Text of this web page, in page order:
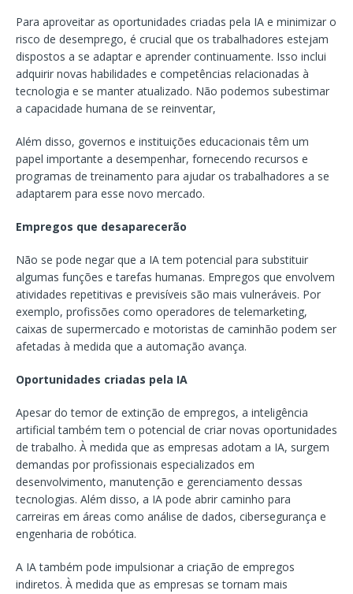
Para aproveitar as oportunidades criadas pela IA e minimizar o
risco de desemprego, é crucial que os trabalhadores estejam
dispostos a se adaptar e aprender continuamente. Isso inclui
adquirir novas habilidades e competências relacionadas à
tecnologia e se manter atualizado. Não podemos subestimar
a capacidade humana de se reinventar,
Além disso, governos e instituições educacionais têm um
papel importante a desempenhar, fornecendo recursos e
programas de treinamento para ajudar os trabalhadores a se
adaptarem para esse novo mercado.
Empregos que desaparecerão
Não se pode negar que a IA tem potencial para substituir
algumas funções e tarefas humanas. Empregos que envolvem
atividades repetitivas e previsíveis são mais vulneráveis. Por
exemplo, profissões como operadores de telemarketing,
caixas de supermercado e motoristas de caminhão podem ser
afetadas à medida que a automação avança.
Oportunidades criadas pela IA
Apesar do temor de extinção de empregos, a inteligência
artificial também tem o potencial de criar novas oportunidades
de trabalho. À medida que as empresas adotam a IA, surgem
demandas por profissionais especializados em
desenvolvimento, manutenção e gerenciamento dessas
tecnologias. Além disso, a IA pode abrir caminho para
carreiras em áreas como análise de dados, cibersegurança e
engenharia de robótica.
A IA também pode impulsionar a criação de empregos
indiretos. À medida que as empresas se tornam mais